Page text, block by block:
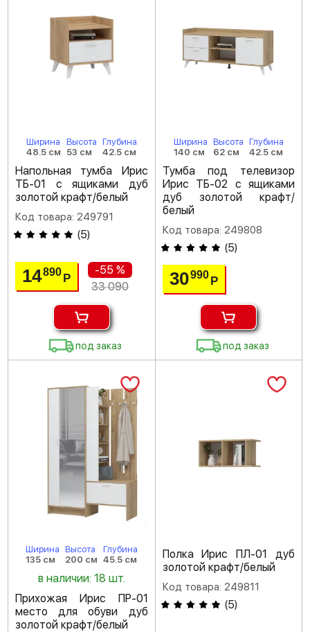
Ширина
48.5 см
Высота
53 см
Глубина
42.5 см
Напольная тумба Ирис
ТБ-01 с ящиками дуб
золотой крафт/белый
Код товара: 249791
(5)
14890Р
-55 %
33 090
под заказ
Ширина
140 см
Высота
62 см
Глубина
42.5 см
Тумба под телевизор
Ирис ТБ-02 с ящиками
дуб золотой крафт/
белый
Код товара: 249808
(5)
30990 Р
под заказ
Ширина
135 см
Высота
200 см
Глубина
45.5 см
в наличии: 18 шт.
Прихожая Ирис ПР-01
место для обуви дуб
золотой крафт/белый
Полка Ирис ПЛ-01 дуб
золотой крафт/белый
Код товара: 249811
(5)